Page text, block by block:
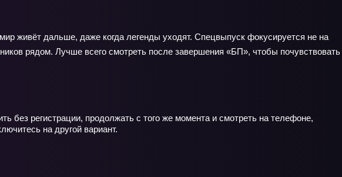
живёт дальше, даже когда легенды уходят. Спецвыпуск фокусируется не на
рядом. Лучше всего смотреть после завершения «БП», чтобы почувствовать
без регистрации, продолжать с того же момента и смотреть на телефоне,
на другой вариант.